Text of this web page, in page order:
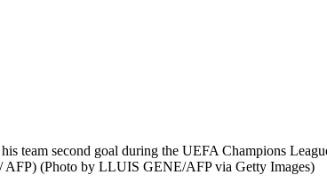
team second goal during the UEFA Champions
(Photo by LLUIS GENE/AFP via Getty Images)